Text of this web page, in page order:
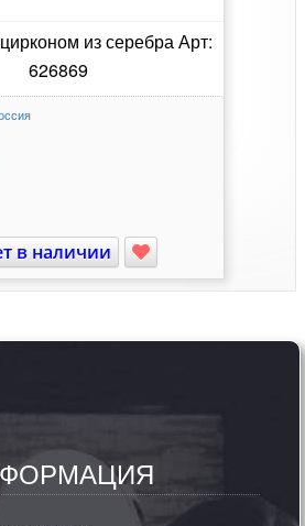
из серебра Арт:
626869
в наличии